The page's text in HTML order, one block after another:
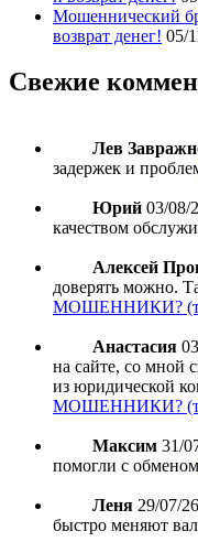
Мошеннический
возврат денег! 05/
Свежие
Лев
задержек и
Юрий 03/08/
качеством
Алексей
доверять можно.
МОШЕННИКИ?
Анастасия
на сайте, со мной
из юридической
МОШЕННИКИ?
Максим 31/
помогли с обменом
Леня 29/07/26
быстро меняют